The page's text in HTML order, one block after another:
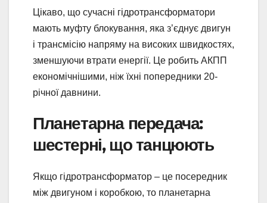
Цікаво, що сучасні гідротрансформатори
мають муфту блокування, яка з’єднує двигун
і трансмісію напряму на високих швидкостях,
зменшуючи втрати енергії. Це робить АКПП
економічнішими, ніж їхні попередники 20-
річної давнини.
Планетарна передача:
шестерні, що танцюють
Якщо гідротрансформатор – це посередник
між двигуном і коробкою, то планетарна